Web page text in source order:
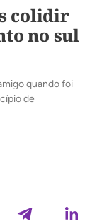
colidir
no sul
quando foi
de